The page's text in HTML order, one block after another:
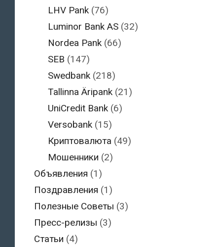
LHV Pank (76)
Luminor Bank AS (32)
Nordea Pank (66)
SEB (147)
Swedbank (218)
Tallinna Äripank (21)
UniCredit Bank (6)
Versobank (15)
Криптовалюта (49)
Мошенники (2)
Объявления (1)
Поздравления (1)
Полезные Советы (3)
Пресс-релизы (3)
Статьи (4)